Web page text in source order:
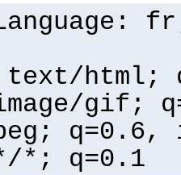
text/html;
gif;
q=0.6,
*; q=0.1